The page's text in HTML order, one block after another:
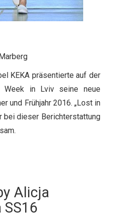
KEKA präsentierte auf der
Week in Lviv seine neue
und Frühjahr 2016. „Lost in
bei dieser Berichterstattung
Alicja
SS16